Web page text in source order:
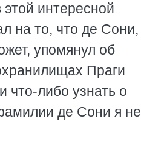
интересной
на то, что де Сони,
упомянул об
Праги
что-либо узнать о
де Сони я не